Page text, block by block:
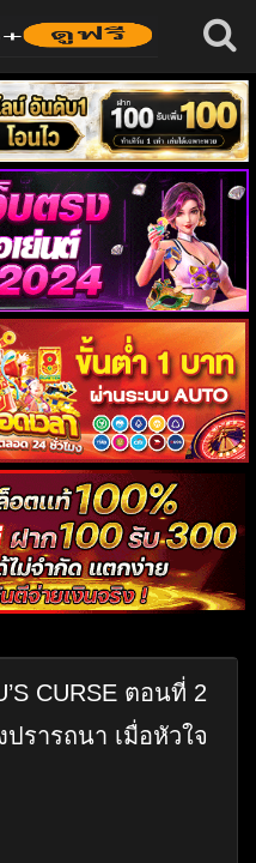
CURSE ตอนที่ 2
รารถนา เมื่อหัวใจ